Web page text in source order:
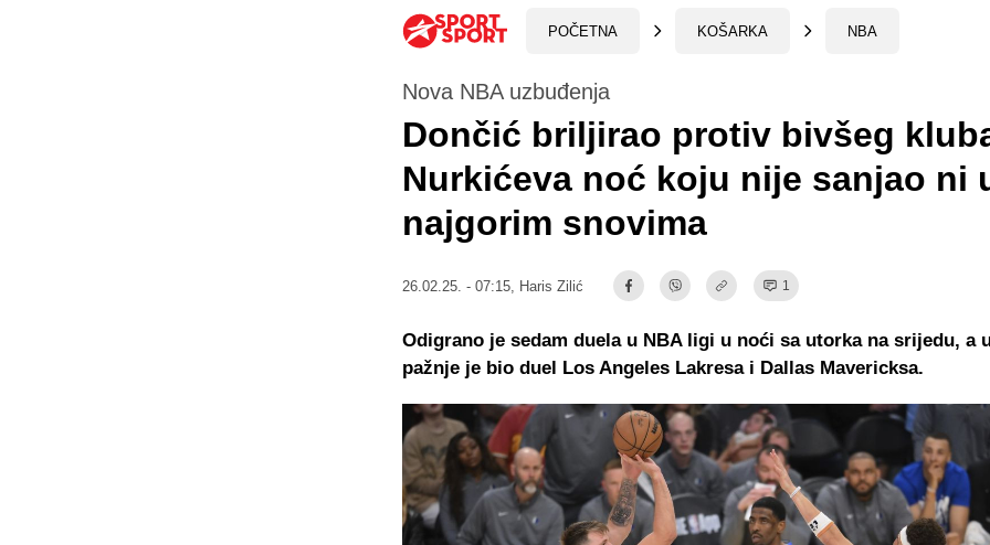
POČETNA KOŠARKA NBA
Nova NBA uzbuđenja
Dončić briljirao protiv bivšeg
Nurkićeva noć koju nije sanjao ni
najgorim snovima
26.02.25. - 07:15, Haris Zilić 1
Odigrano je sedam duela u NBA ligi u noći sa utorka na srijedu, a
pažnje je bio duel Los Angeles Lakresa i Dallas Mavericksa.